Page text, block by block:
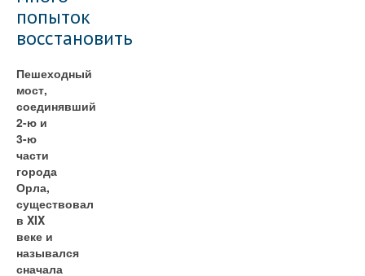
попыток
восстановить
Пешеходный
мост,
соединявший
2-ю и
3-ю
части
города
Орла,
существовал
в XIX
веке и
назывался
сначала